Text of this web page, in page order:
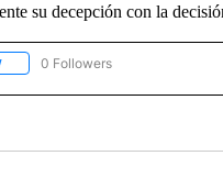
su decepción con la
FOLLOW "NOTICIAS" TO RECEIVE
0 Followers